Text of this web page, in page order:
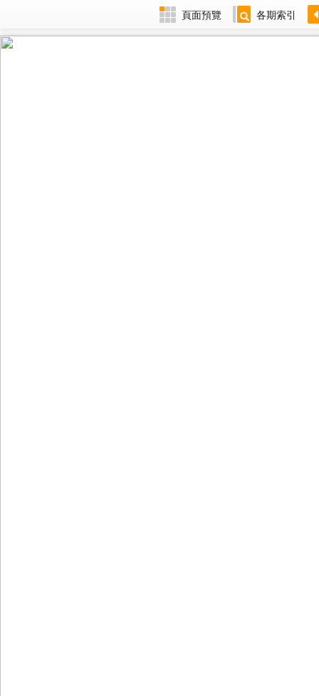
頁面預覽 各期索引